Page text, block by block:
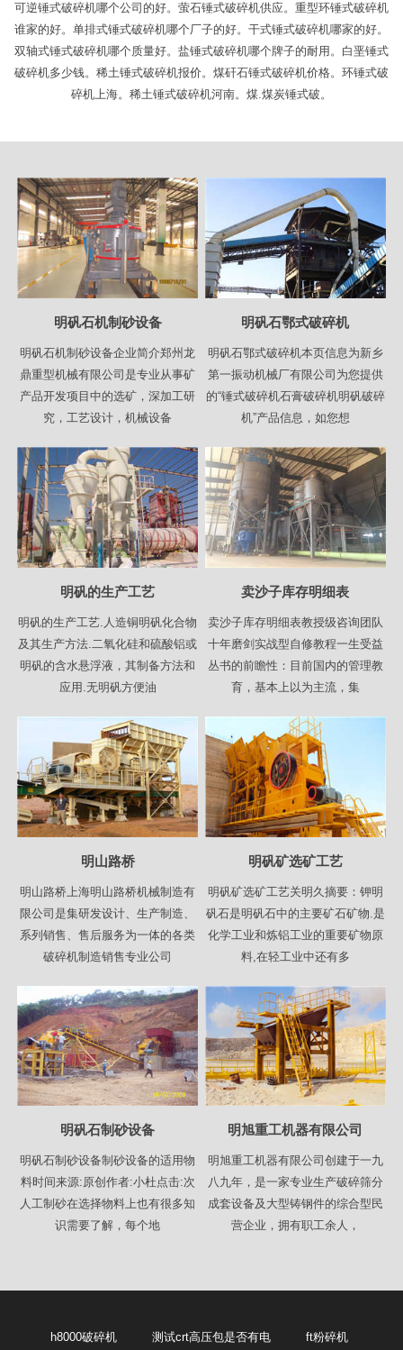
可逆锤式破碎机哪个公司的好。萤石锤式破碎机供应。重型环锤式破碎机
谁家的好。单排式锤式破碎机哪个厂子的好。干式锤式破碎机哪家的好。
双轴式锤式破碎机哪个质量好。盐锤式破碎机哪个牌子的耐用。白垩锤式
破碎机多少钱。稀土锤式破碎机报价。煤矸石锤式破碎机价格。环锤式破
碎机上海。稀土锤式破碎机河南。煤.煤炭锤式破。
明矾石机制砂设备
明矾石机制砂设备企业简介郑州龙
鼎重型机械有限公司是专业从事矿
产品开发项目中的选矿，深加工研
究，工艺设计，机械设备
明矾石鄂式破碎机
明矾石鄂式破碎机本页信息为新乡
第一振动机械厂有限公司为您提供
的“锤式破碎机石膏破碎机明矾破碎
机”产品信息，如您想
明矾的生产工艺
明矾的生产工艺.人造铜明矾化合物
及其生产方法.二氧化硅和硫酸铝或
明矾的含水悬浮液，其制备方法和
应用.无明矾方便油
卖沙子库存明细表
卖沙子库存明细表教授级咨询团队
十年磨剑实战型自修教程一生受益
丛书的前瞻性：目前国内的管理教
育，基本上以为主流，集
明山路桥
明山路桥上海明山路桥机械制造有
限公司是集研发设计、生产制造、
系列销售、售后服务为一体的各类
破碎机制造销售专业公司
明矾矿选矿工艺
明矾矿选矿工艺关明久摘要：钾明
矾石是明矾石中的主要矿石矿物.是
化学工业和炼铝工业的重要矿物原
料,在轻工业中还有多
明矾石制砂设备
明矾石制砂设备制砂设备的适用物
料时间来源:原创作者:小杜点击:次
人工制砂在选择物料上也有很多知
识需要了解，每个地
明旭重工机器有限公司
明旭重工机器有限公司创建于一九
八九年，是一家专业生产破碎筛分
成套设备及大型铸钢件的综合型民
营企业，拥有职工余人，
h8000破碎机 测试crt高压包是否有电 ft粉碎机